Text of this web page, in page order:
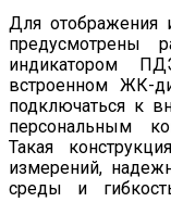
Для отображения
предусмотрены
индикатором
встроенном ЖК-
подключаться к
персональным
Такая
измерений,
среды и